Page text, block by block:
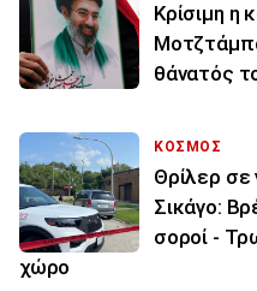
Κρίσιμη η
θάνατός
ΚΟΣΜΟΣ
Θρίλερ
Σικάγο:
σοροί -
χώρο